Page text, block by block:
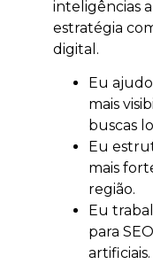
inteligências
estratégia
digital.
Eu
mais
buscas
Eu
mais
região.
Eu
para
artificiais.